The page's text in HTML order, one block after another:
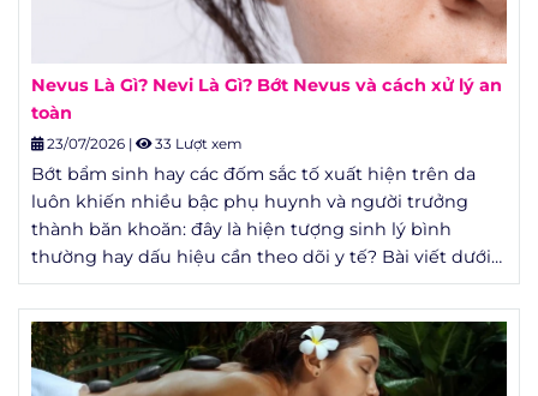
Nevus Là Gì? Nevi Là Gì? Bớt Nevus và cách xử lý an
toàn
23/07/2026 | 33 Lượt xem
Bớt bẩm sinh hay các đốm sắc tố xuất hiện trên da
luôn khiến nhiều bậc phụ huynh và người trưởng
thành băn khoăn: đây là hiện tượng sinh lý bình
thường hay dấu hiệu cần theo dõi y tế? Bài viết dưới
đây tổng hợp kiến thức chuẩn y khoa về nevus là gì,
nevi là gì, cơ chế hình thành, cách phân loại bớt nevus
và các phương pháp xử lý đang được áp dụng phổ
biến trên thế giới.